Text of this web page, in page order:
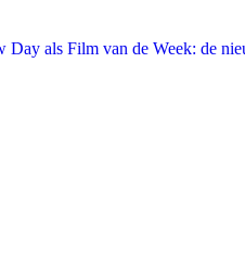
als Film van de Week: de